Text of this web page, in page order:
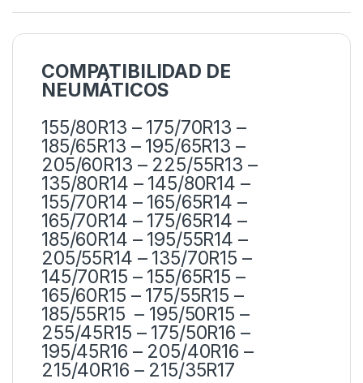
COMPATIBILIDAD DE
NEUMÁTICOS
155/80R13 – 175/70R13 –
185/65R13 – 195/65R13 –
205/60R13 – 225/55R13 –
135/80R14 – 145/80R14 –
155/70R14 – 165/65R14 –
165/70R14 – 175/65R14 –
185/60R14 – 195/55R14 –
205/55R14 – 135/70R15 –
145/70R15 – 155/65R15 –
165/60R15 – 175/55R15 –
185/55R15 – 195/50R15 –
255/45R15 – 175/50R16 –
195/45R16 – 205/40R16 –
215/40R16 – 215/35R17